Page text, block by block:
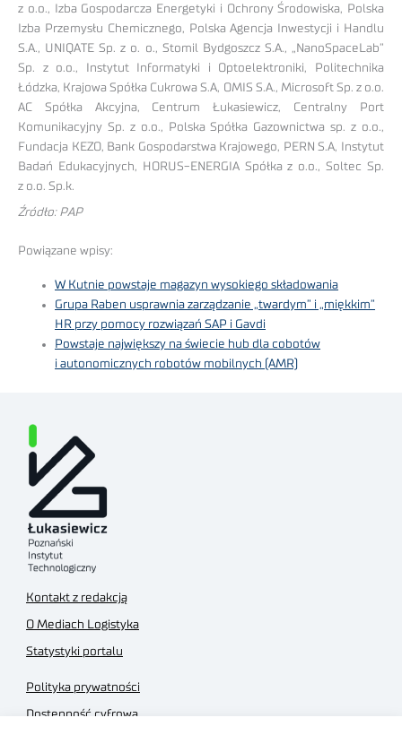
z o.o., Izba Gospodarcza Energetyki i Ochrony Środowiska, Polska
Izba Przemysłu Chemicznego, Polska Agencja Inwestycji i Handlu
S.A., UNIQATE Sp. z o. o., Stomil Bydgoszcz S.A., „NanoSpaceLab”
Sp. z o.o., Instytut Informatyki i Optoelektroniki, Politechnika
Łódzka, Krajowa Spółka Cukrowa S.A, OMIS S.A., Microsoft Sp. z o.o.
AC Spółka Akcyjna, Centrum Łukasiewicz, Centralny Port
Komunikacyjny Sp. z o.o., Polska Spółka Gazownictwa sp. z o.o.,
Fundacja KEZO, Bank Gospodarstwa Krajowego, PERN S.A, Instytut
Badań Edukacyjnych, HORUS-ENERGIA Spółka z o.o., Soltec Sp.
z o.o. Sp.k.
Źródło: PAP
Powiązane wpisy:
W Kutnie powstaje magazyn wysokiego składowania
Grupa Raben usprawnia zarządzanie „twardym” i „miękkim”
HR przy pomocy rozwiązań SAP i Gavdi
Powstaje największy na świecie hub dla cobotów
i autonomicznych robotów mobilnych (AMR)
Kontakt z redakcją
O Mediach Logistyka
Statystyki portalu
Polityka prywatności
Dostępność cyfrowa